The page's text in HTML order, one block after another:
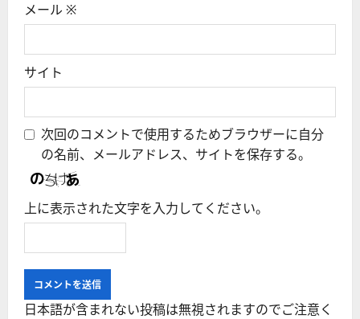
メール ※
サイト
次回のコメントで使用するためブラウザーに自分
の名前、メールアドレス、サイトを保存する。
上に表示された文字を入力してください。
日本語が含まれない投稿は無視されますのでご注意く